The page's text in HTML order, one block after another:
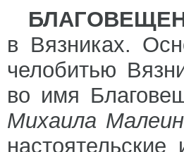
в Вязниках.
челобитью
во имя
Михаила